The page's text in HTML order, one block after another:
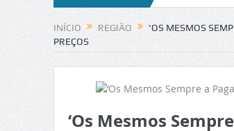
NOTÍCIAS
INÍCIO REGIÃO
‘OS MESMOS
PREÇOS
‘Os Mesmos